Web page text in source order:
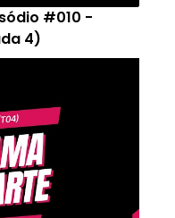
#010 -
4)